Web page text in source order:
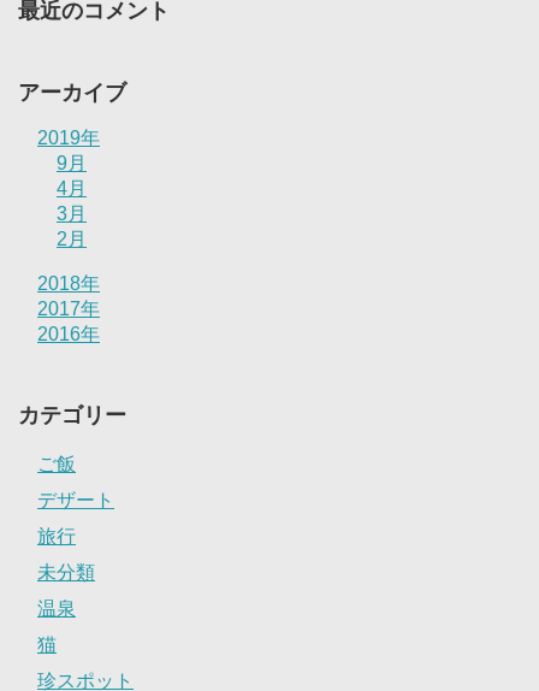
最近のコメント
アーカイブ
2019年
9月
4月
3月
2月
2018年
2017年
2016年
カテゴリー
ご飯
デザート
旅行
未分類
温泉
猫
珍スポット